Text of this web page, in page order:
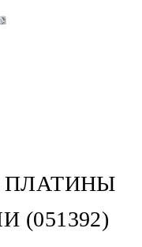
ПЛАТИНЫ
(051392)